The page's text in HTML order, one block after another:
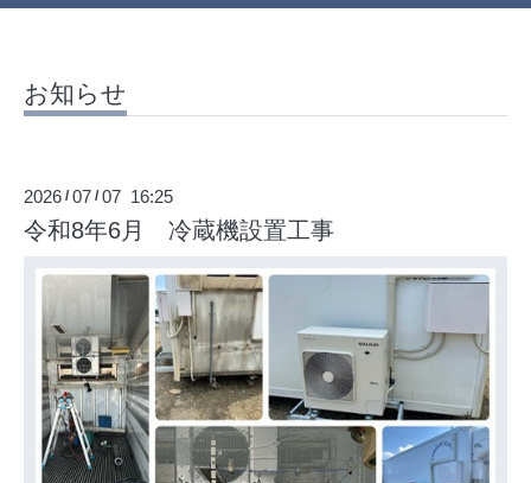
お知らせ
2026 /07 /07 16:25
令和8年6月 冷蔵機設置工事